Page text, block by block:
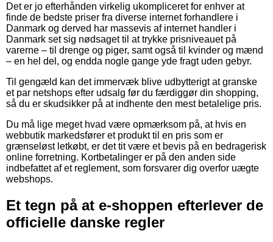
Det er jo efterhånden virkelig ukompliceret for enhver at
finde de bedste priser fra diverse internet forhandlere i
Danmark og derved har massevis af internet handler i
Danmark set sig nødsaget til at trykke prisniveauet på
varerne – til drenge og piger, samt også til kvinder og mænd
– en hel del, og endda nogle gange yde fragt uden gebyr.
Til gengæld kan det immervæk blive udbytterigt at granske
et par netshops efter udsalg før du færdiggør din shopping,
så du er skudsikker på at indhente den mest betalelige pris.
Du må lige meget hvad være opmærksom på, at hvis en
webbutik markedsfører et produkt til en pris som er
grænseløst letkøbt, er det tit være et bevis på en bedragerisk
online forretning. Kortbetalinger er på den anden side
indbefattet af et reglement, som forsvarer dig overfor uægte
webshops.
Et tegn på at e-shoppen efterlever de
officielle danske regler